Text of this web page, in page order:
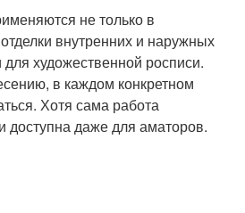
не только в
внутренних и наружных
художественной росписи.
в каждом конкретном
Хотя сама работа
доступна даже для аматоров.